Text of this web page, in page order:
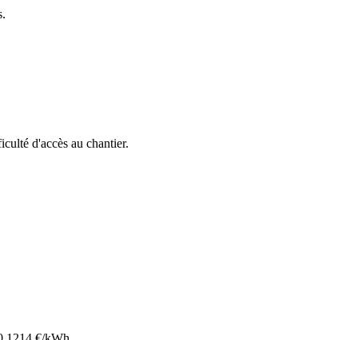
d'accès au chantier.